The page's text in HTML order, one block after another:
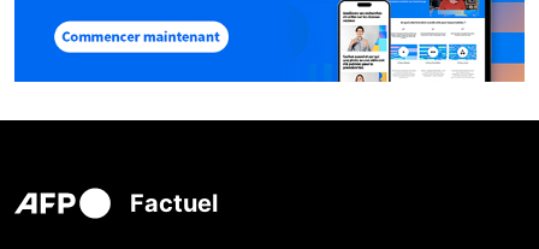
Factuel